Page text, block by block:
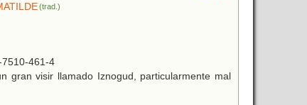
(trad.)
7510-461-4
gran visir llamado Iznogud, particularmente mal